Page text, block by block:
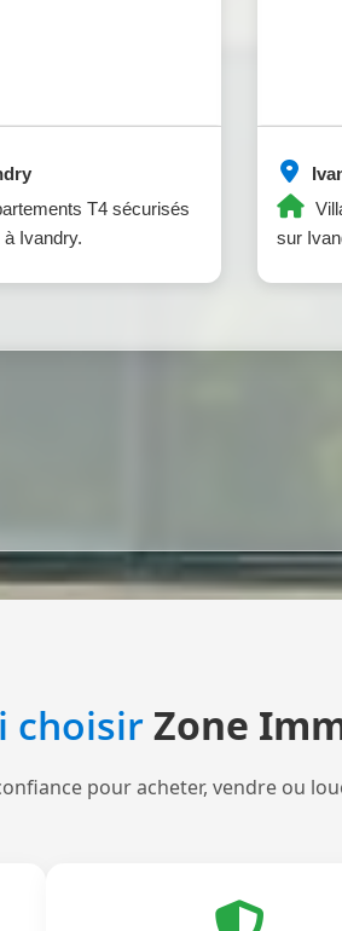
T4 sécurisés
Ivandry.
sur
choisirZone
pour acheter, vendre ou